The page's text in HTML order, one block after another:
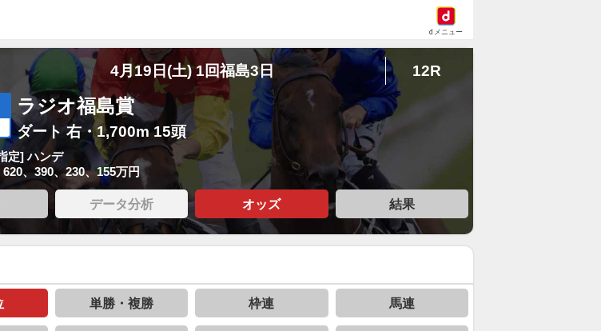
dメニュー
4月19日(土) 1回福島3日 12R
ラジオ福島賞
ダート 右・1,700m 15頭
定] ハンデ
、390、230、155万円
データ分析 オッズ 結果
単勝・複勝 枠連 馬連